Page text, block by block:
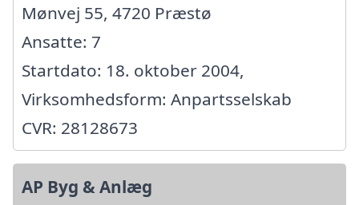
Mønvej 55, 4720 Præstø
Ansatte: 7
Startdato: 18. oktober 2004,
Virksomhedsform: Anpartsselskab
CVR: 28128673
AP Byg & Anlæg